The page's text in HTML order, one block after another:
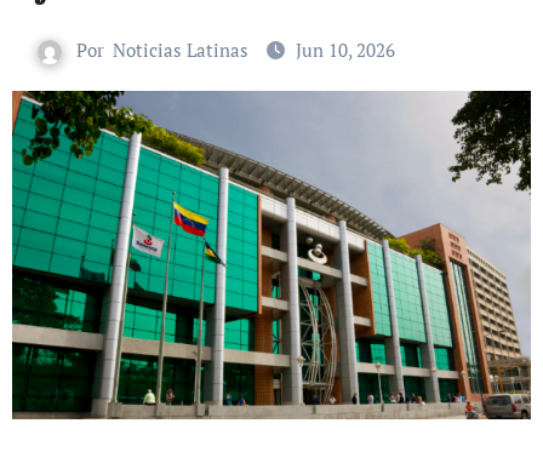
Por Noticias Latinas Jun 10, 2026